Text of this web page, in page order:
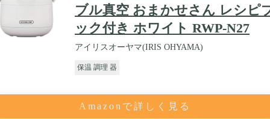
ブル真空 おまかせさん レシピ
ック付き ホワイト RWP-N27
アイリスオーヤマ(IRIS OHYAMA)
保温 調理 器
Amazonで詳しく見る